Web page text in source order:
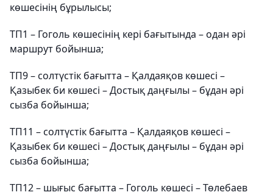
көшесінің бұрылысы;
ТП1 – Гоголь көшесінің кері бағытында – одан әрі
маршрут бойынша;
ТП9 – солтүстік бағытта – Қалдаяқов көшесі –
Қазыбек би көшесі – Достық даңғылы – бұдан әрі
сызба бойынша;
ТП11 – солтүстік бағытта – Қалдаяқов көшесі –
Қазыбек би көшесі – Достық даңғылы – бұдан әрі
сызба бойынша;
ТП12 – шығыс бағытта – Гоголь көшесі – Төлебаев